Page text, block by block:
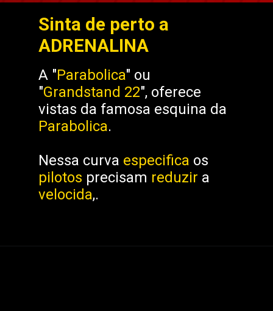
Sinta de perto a
ADRENALINA
A "Parabolica" ou
"Grandstand 22", oferece
vistas da famosa esquina da
Parabolica.
Nessa curva especifica os
pilotos precisam reduzir a
velocida,.